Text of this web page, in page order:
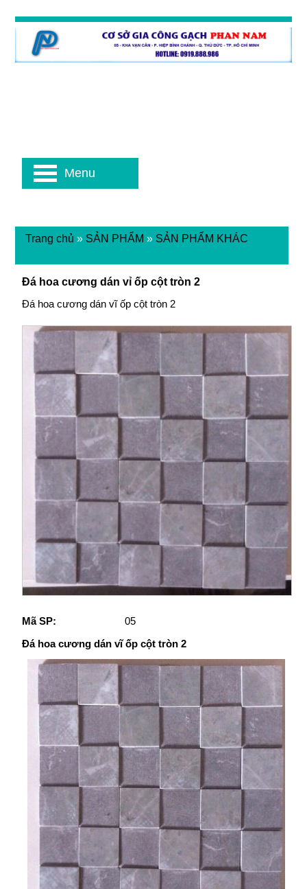
Đá hoa cương dán vỉ ốp cột tròn 2
Đá hoa cương dán vĩ ốp cột tròn 2
Mã SP:
05
Đá hoa cương dán vĩ ốp cột tròn 2
Trang chủ » SẢN PHẨM » SẢN PHẨM KHÁC
Menu